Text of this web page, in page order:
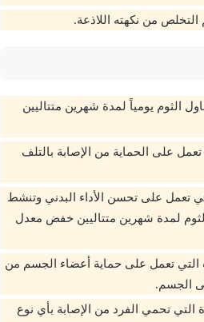
من نكهته اللاذعة.
الثوم يومياً لمدة شهرين متتاليين
على الحماية من الإصابة بالتلف
تعمل على تحسن الأداء البدني وتنشط
لمدة شهرين متتاليين خفض معدل
التي تعمل على حماية أعضاء الجسم من
الجسم.
تحمي الفرد من الإصابة بأي نوع